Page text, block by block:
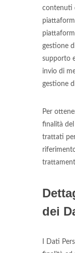
contenuti
gestione
supporto
invio di
gestione
Per
finalità
trattati
dei
I Dati